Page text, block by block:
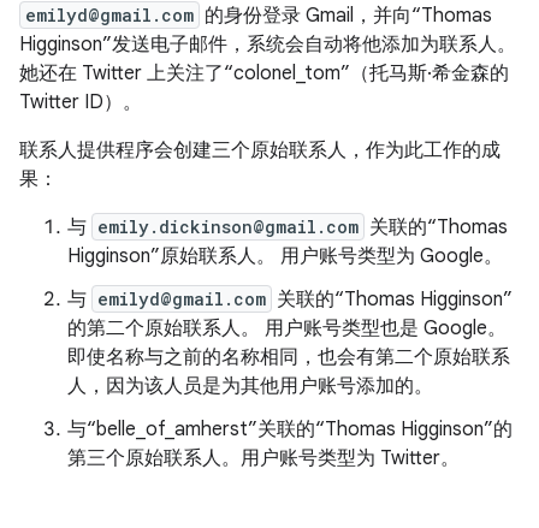
emilyd@gmail.com 的身份登录 Gmail，并向“Thomas
Higginson”发送电子邮件，系统会自动将他添加为联系人。
她还在 Twitter 上关注了“colonel_tom”（托马斯·希金森的
Twitter ID）。
联系人提供程序会创建三个原始联系人，作为此工作的成
果：
与 emily.dickinson@gmail.com 关联的“Thomas
Higginson”原始联系人。 用户账号类型为 Google。
与 emilyd@gmail.com 关联的“Thomas Higginson”
的第二个原始联系人。 用户账号类型也是 Google。
即使名称与之前的名称相同，也会有第二个原始联系
人，因为该人员是为其他用户账号添加的。
与“belle_of_amherst”关联的“Thomas Higginson”的
第三个原始联系人。用户账号类型为 Twitter。